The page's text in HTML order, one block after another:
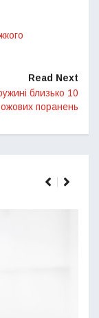
Read Next
близько 10
поранень